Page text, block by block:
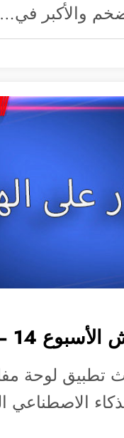
والأكبر في…
14 – 20 إبريل
الاصطناعي